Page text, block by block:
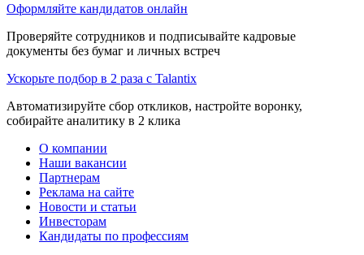
Оформляйте кандидатов онлайн
Проверяйте сотрудников и подписывайте кадровые
документы без бумаг и личных встреч
Ускорьте подбор в 2 раза с Talantix
Автоматизируйте сбор откликов, настройте воронку,
собирайте аналитику в 2 клика
О компании
Наши вакансии
Партнерам
Реклама на сайте
Новости и статьи
Инвесторам
Кандидаты по профессиям